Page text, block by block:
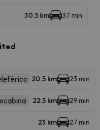
30.5 km 37 min
20.5 km 23 min
22.5 km 29 min
23 km 27 min